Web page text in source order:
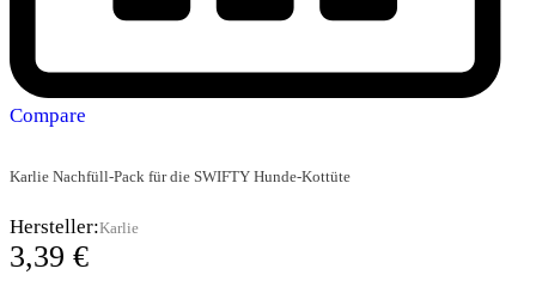
Compare
Karlie Nachfüll-Pack für die SWIFTY Hunde-Kottüte
Hersteller:Karlie
3,39 €